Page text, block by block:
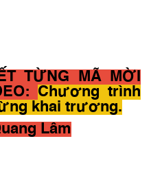
TỪNG MÃ MỜI
Chương trình
khai trương.
Lâm